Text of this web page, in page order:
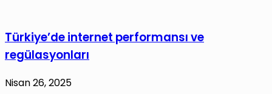
Türkiye’de internet performansı ve
regülasyonları
Nisan 26, 2025